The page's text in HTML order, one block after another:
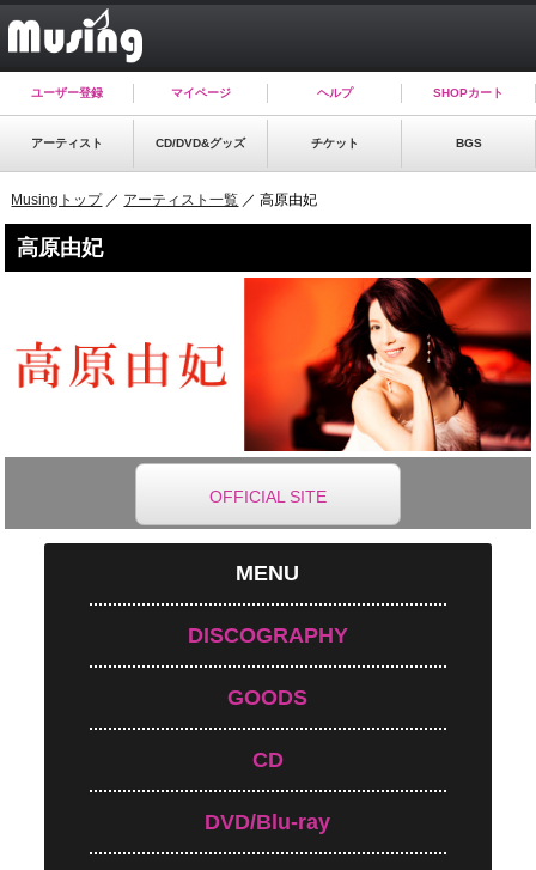
ユーザー登録 マイページ ヘルプ SHOPカート
アーティスト CD/DVD&グッズ チケット BGS
Musingトップ／ アーティスト一覧 ／ 高原由妃
高原由妃
OFFICIAL SITE
MENU
DISCOGRAPHY
GOODS
CD
DVD/Blu-ray